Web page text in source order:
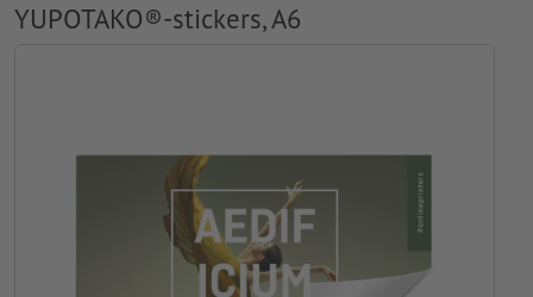
YUPOTAKO®-stickers, A6